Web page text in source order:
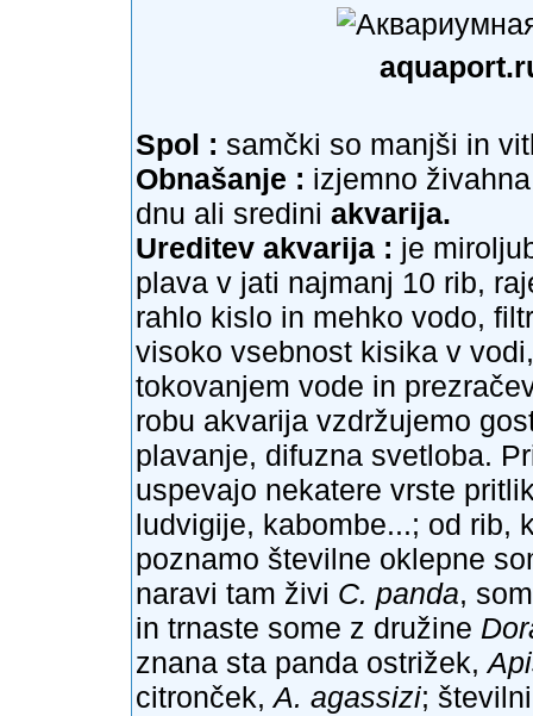
Spol : samčki so manjši in
Obnašanje : izjemno
dnu ali sredini akvarija.
Ureditev akvarija : je
plava v jati najmanj 10 rib,
rahlo kislo in mehko vodo,
visoko vsebnost kisika v
tokovanjem vode in
robu akvarija vzdržujemo
plavanje, difuzna svetloba.
uspevajo nekatere vrste
ludvigije, kabombe...; od rib,
poznamo številne oklepne
naravi tam živi C. panda,
in trnaste some z družine
znana sta panda ostrižek,
citronček,A. agassizi;